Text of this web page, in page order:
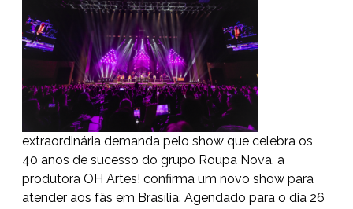
extraordinária demanda pelo show que celebra os
40 anos de sucesso do grupo Roupa Nova, a
produtora OH Artes! confirma um novo show para
atender aos fãs em Brasília. Agendado para o dia 26